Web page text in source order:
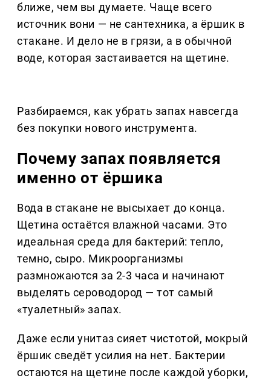
ближе, чем вы думаете. Чаще всего
источник вони — не сантехника, а ёршик в
стакане. И дело не в грязи, а в обычной
воде, которая застаивается на щетине.
Разбираемся, как убрать запах навсегда
без покупки нового инструмента.
Почему запах появляется
именно от ёршика
Вода в стакане не высыхает до конца.
Щетина остаётся влажной часами. Это
идеальная среда для бактерий: тепло,
темно, сыро. Микроорганизмы
размножаются за 2-3 часа и начинают
выделять сероводород — тот самый
«туалетный» запах.
Даже если унитаз сияет чистотой, мокрый
ёршик сведёт усилия на нет. Бактерии
остаются на щетине после каждой уборки,